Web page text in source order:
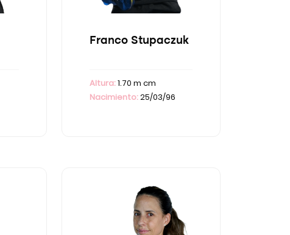
Franco Stupaczuk
Altura:1.70 m cm
Nacimiento:25/03/96